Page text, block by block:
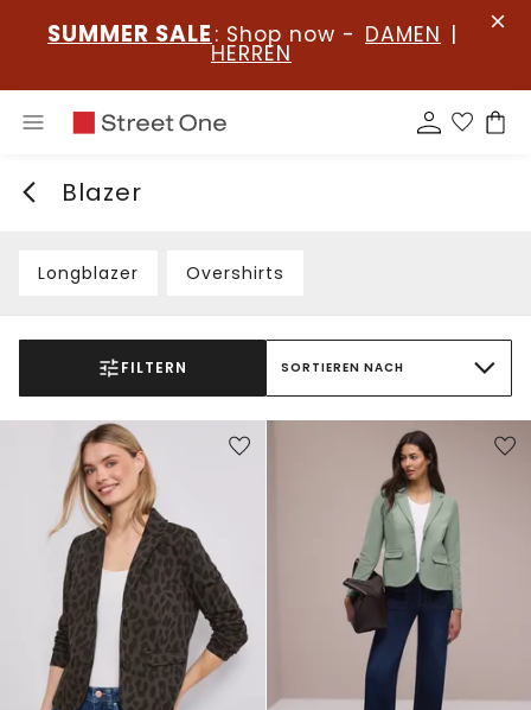
SUMMER SALE : Shop now - DAMEN |
HERREN
Blazer
Longblazer Overshirts
FILTERN SORTIEREN NACH